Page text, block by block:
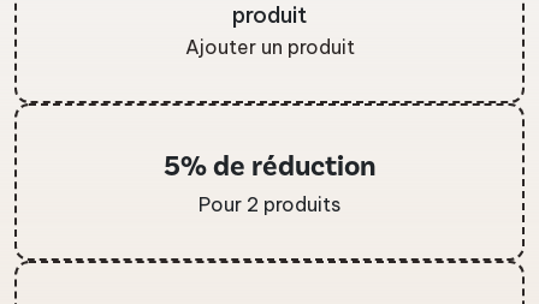
produit
Ajouter un produit
5% de réduction
Pour 2 produits